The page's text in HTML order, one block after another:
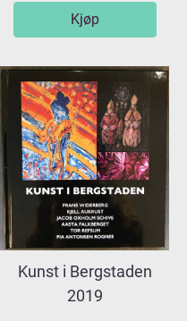
Kjøp
Kunst i Bergstaden
2019